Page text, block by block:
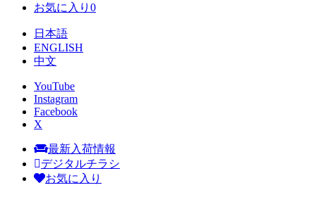
お気に入り 0
日本語
ENGLISH
中文
YouTube
Instagram
Facebook
X
最新入荷情報
デジタルチラシ
お気に入り